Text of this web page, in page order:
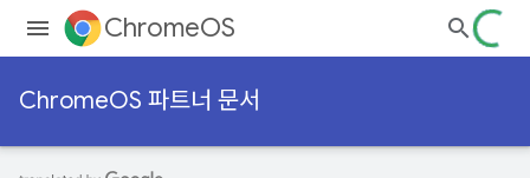
ChromeOS
ChromeOS 파트너 문서